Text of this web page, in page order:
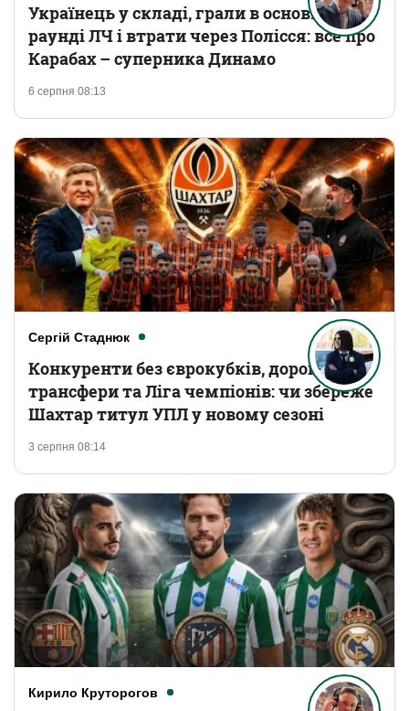
6 серпня 08:13
Українець у складі, грали в основному
раунді ЛЧ і втрати через Полісся: все про
Карабах – суперника Динамо
Сергій Стаднюк
3 серпня 08:14
Конкуренти без єврокубків, дорогі
трансфери та Ліга чемпіонів: чи збереже
Шахтар титул УПЛ у новому сезоні
Кирило Круторогов